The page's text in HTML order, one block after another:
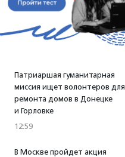
Патриаршая гуманитарная
миссия ищет волонтеров для
ремонта домов в Донецке
и Горловке
12:59
В Москве пройдет акция